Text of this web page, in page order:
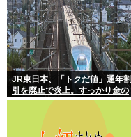
JR東日本、「トクだ値」通年割
引を廃止で炎上。すっかり金の
亡者と成り下がったな